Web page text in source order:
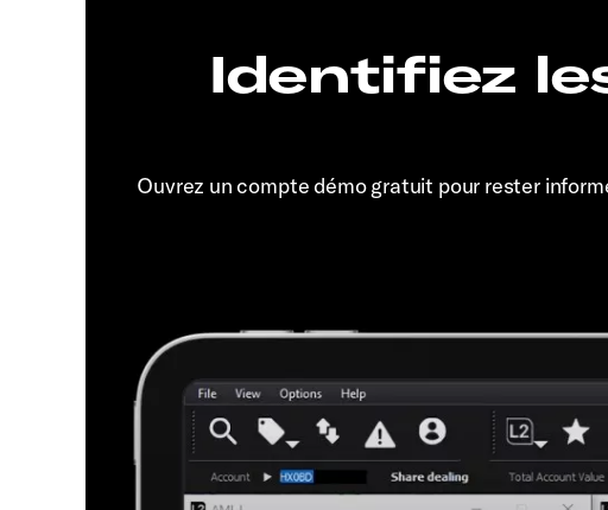
Identifiez
Ouvrez un compte démo gratuit pour rester